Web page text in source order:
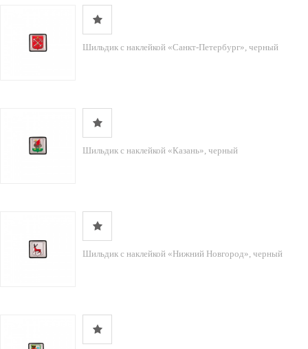
Шильдик с наклейкой «Санкт-Петербург», черный
Шильдик с наклейкой «Казань», черный
Шильдик с наклейкой «Нижний Новгород», черный